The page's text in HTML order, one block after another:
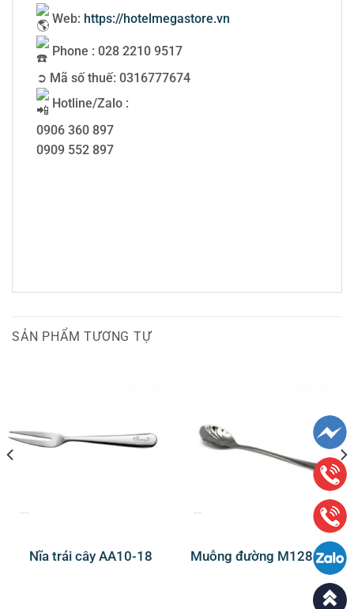
Web: https://hotelmegastore.vn
Phone : 028 2210 9517
➲ Mã số thuế: 0316777674
Hotline/Zalo :
0906 360 897
0909 552 897
SẢN PHẨM TƯƠNG TỰ
Nĩa trái cây AA10-18 Muỗng đường M128116